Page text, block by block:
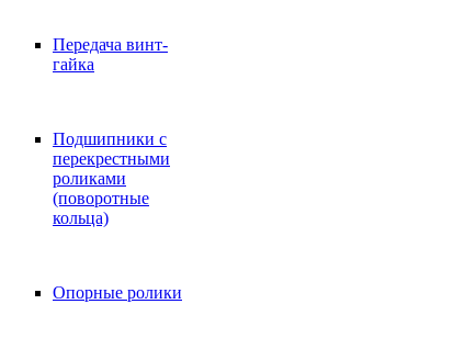
Передача винт-
гайка
Подшипники с
перекрестными
роликами
(поворотные
кольца)
Опорные ролики